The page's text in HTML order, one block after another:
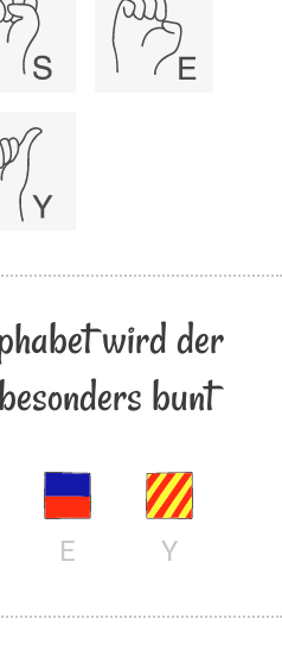
wird der
bunt
E Y